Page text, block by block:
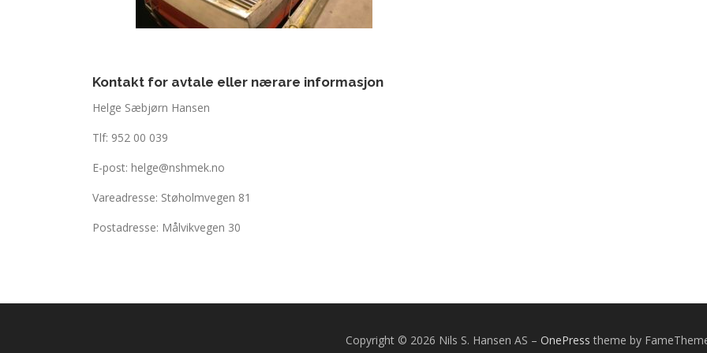
Kontakt for avtale eller nærare informasjon
Helge Sæbjørn Hansen
Tlf: 952 00 039
E-post: helge@nshmek.no
Vareadresse: Støholmvegen 81
Postadresse: Målvikvegen 30
Copyright © 2026 Nils S. Hansen AS – OnePress theme by